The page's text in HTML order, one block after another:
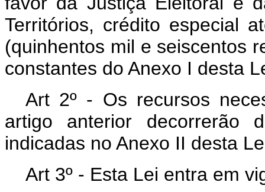
Territórios, crédito especial
(quinhentos mil e seiscentos
constantes do Anexo I desta
Art 2º - Os recursos
artigo anterior decorrerão
indicadas no Anexo II desta
Art 3º - Esta Lei entra em